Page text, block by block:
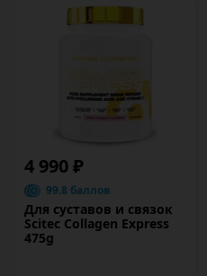
4 990 ₽
99.8 баллов
Для суставов и связок
Scitec Collagen Express
475g